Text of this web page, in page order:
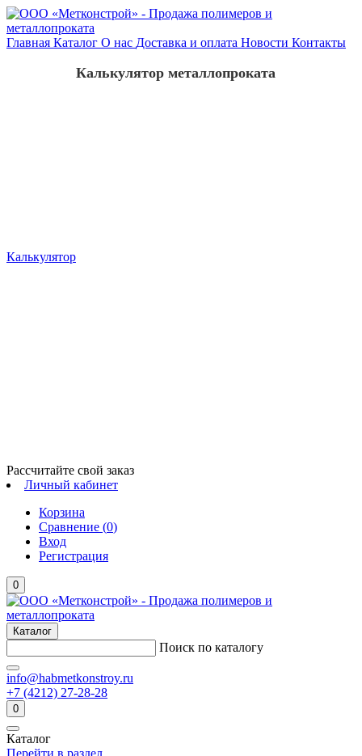
Главная Каталог О нас Доставка и оплата Новости Контакты
Калькулятор
Калькулятор металлопроката
Рассчитайте свой заказ
Личный кабинет
Корзина
Сравнение (0)
Вход
Регистрация
0
Каталог
Поиск по каталогу
info@habmetkonstroy.ru
+7 (4212) 27-28-28
0
Каталог
Перейти в раздел